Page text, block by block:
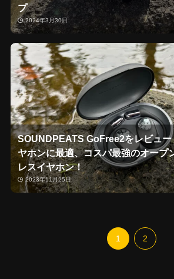
プ
2024年3月30日
SOUNDPEATS GoFree2をレビュー
ヤホンに最適、コスパ最強のオープ
レスイヤホン！
2023年11月25日
1 2